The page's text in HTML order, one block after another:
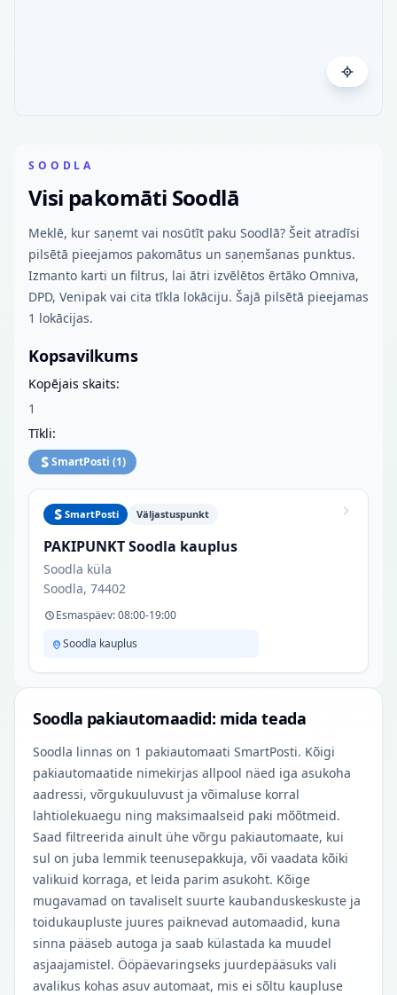
SOODLA
Visi pakomāti Soodlā
Meklē, kur saņemt vai nosūtīt paku Soodlā? Šeit atradīsi
pilsētā pieejamos pakomātus un saņemšanas punktus.
Izmanto karti un filtrus, lai ātri izvēlētos ērtāko Omniva,
DPD, Venipak vai cita tīkla lokāciju. Šajā pilsētā pieejamas
1 lokācijas.
Kopsavilkums
Kopējais skaits:
1
Tīkli:
SmartPosti (1)
SmartPosti Väljastuspunkt
PAKIPUNKT Soodla kauplus
Soodla küla
Soodla, 74402
Esmaspäev: 08:00-19:00
Soodla kauplus
Soodla pakiautomaadid: mida teada
Soodla linnas on 1 pakiautomaati SmartPosti. Kõigi
pakiautomaatide nimekirjas allpool näed iga asukoha
aadressi, võrgukuuluvust ja võimaluse korral
lahtiolekuaegu ning maksimaalseid paki mõõtmeid.
Saad filtreerida ainult ühe võrgu pakiautomaate, kui
sul on juba lemmik teenusepakkuja, või vaadata kõiki
valikuid korraga, et leida parim asukoht. Kõige
mugavamad on tavaliselt suurte kaubanduskeskuste ja
toidukaupluste juures paiknevad automaadid, kuna
sinna pääseb autoga ja saab külastada ka muudel
asjaajamistel. Ööpäevaringseks juurdepääsuks vali
avalikus kohas asuv automaat, mis ei sõltu kaupluse